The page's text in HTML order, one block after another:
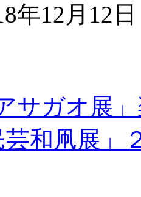
年12月12
サガオ展
和凧展」